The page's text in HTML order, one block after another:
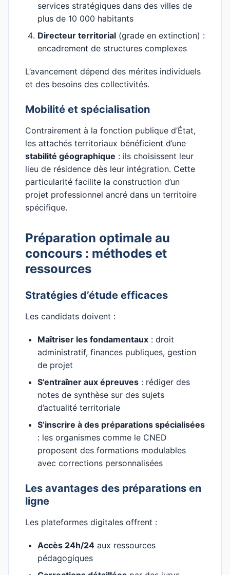
services stratégiques dans des villes de
plus de 10 000 habitants
Directeur territorial (grade en extinction) :
encadrement de structures complexes
L’avancement dépend des mérites individuels
et des besoins des collectivités.
Mobilité et spécialisation
Contrairement à la fonction publique d’État,
les attachés territoriaux bénéficient d’une
stabilité géographique : ils choisissent leur
lieu de résidence dès leur intégration. Cette
particularité facilite la construction d’un
projet professionnel ancré dans un territoire
spécifique.
Préparation optimale au
concours : méthodes et
ressources
Stratégies d’étude efficaces
Les candidats doivent :
Maîtriser les fondamentaux : droit
administratif, finances publiques, gestion
de projet
S’entraîner aux épreuves : rédiger des
notes de synthèse sur des sujets
d’actualité territoriale
S’inscrire à des préparations spécialisées
: les organismes comme le CNED
proposent des formations modulables
avec corrections personnalisées
Les avantages des préparations en
ligne
Les plateformes digitales offrent :
Accès 24h/24 aux ressources
pédagogiques